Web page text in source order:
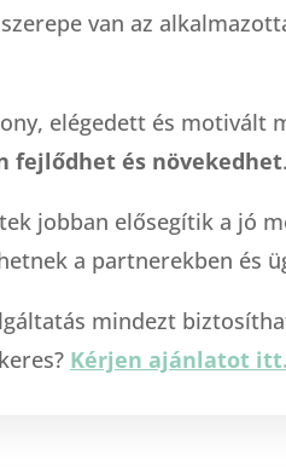
van az
elégedett és motivált
fejlődhet és növekedhet.
jobban elősegítik a jó
a partnerekben és
mindezt
Kérjen ajánlatot